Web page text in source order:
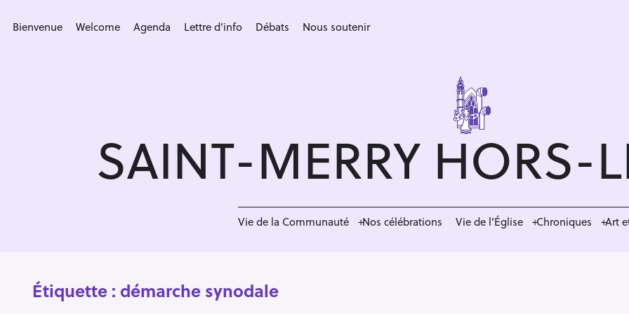
Bienvenue Welcome Agenda Lettre d’info Débats Nous soutenir
SAINT-MERRY HORS-
Vie de la Communauté Nos célébrations Vie de l’Église Chroniques Art
Étiquette : démarche synodale